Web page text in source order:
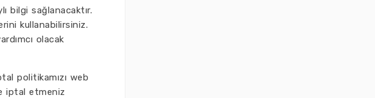
bilgi sağlanacaktır.
kullanabilirsiniz.
olacak
politikamızı web
iptal etmeniz